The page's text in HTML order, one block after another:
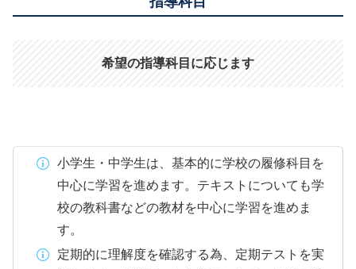
希望の指導科目に応じます
小学生・中学生は、基本的に学校の履修科目を
中心に学習を進めます。テキストについても学
校の教科書などの教材を中心に学習を進めま
す。
定期的に理解度を確認する為、定期テストを実